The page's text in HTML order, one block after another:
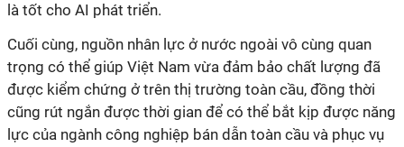
là tốt cho AI phát triển.
Cuối cùng, nguồn nhân lực ở nước ngoài vô cùng quan
trọng có thể giúp Việt Nam vừa đảm bảo chất lượng đã
được kiểm chứng ở trên thị trường toàn cầu, đồng thời
cũng rút ngắn được thời gian để có thể bắt kịp được năng
lực của ngành công nghiệp bán dẫn toàn cầu và phục vụ